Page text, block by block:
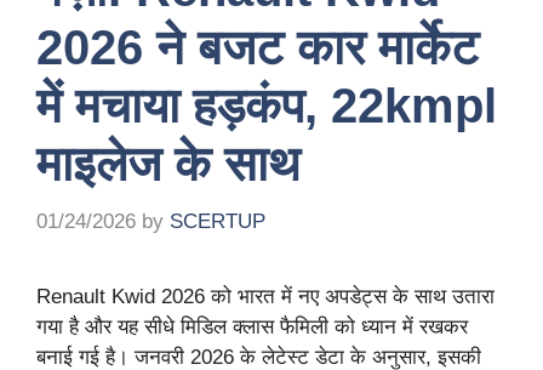
2026 ने बजट कार मार्केट
में मचाया हड़कंप, 22kmpl
माइलेज के साथ
01/24/2026 by SCERTUP
Renault Kwid 2026 को भारत में नए अपडेट्स के साथ उतारा
गया है और यह सीधे मिडिल क्लास फैमिली को ध्यान में रखकर
बनाई गई है। जनवरी 2026 के लेटेस्ट डेटा के अनुसार, इसकी